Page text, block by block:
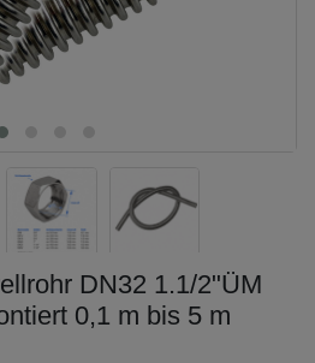
DN32 1.1/2"ÜM
0,1 m bis 5 m